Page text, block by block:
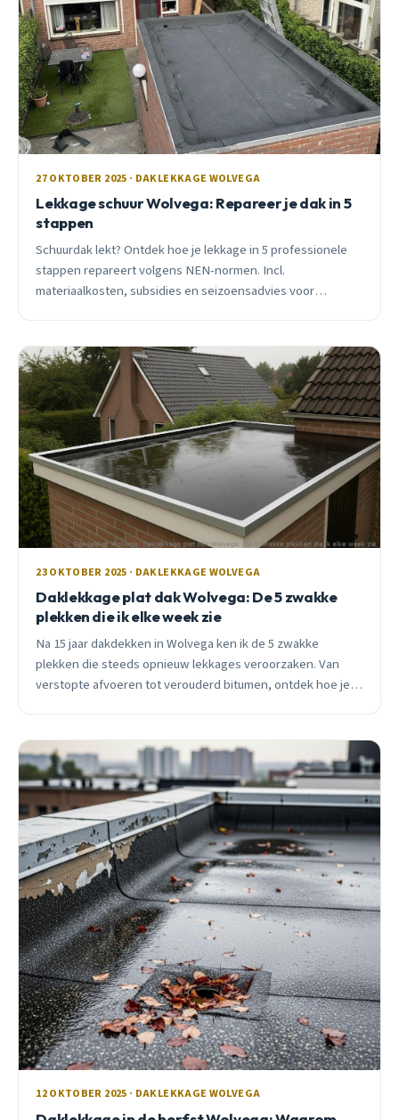
27 OKTOBER 2025 · DAKLEKKAGE WOLVEGA
Lekkage schuur Wolvega: Repareer je dak in 5
stappen
Schuurdak lekt? Ontdek hoe je lekkage in 5 professionele
stappen repareert volgens NEN-normen. Incl.
materiaalkosten, subsidies en seizoensadvies voor
23 OKTOBER 2025 · DAKLEKKAGE WOLVEGA
Daklekkage plat dak Wolvega: De 5 zwakke
plekken die ik elke week zie
Na 15 jaar dakdekken in Wolvega ken ik de 5 zwakke
plekken die steeds opnieuw lekkages veroorzaken. Van
verstopte afvoeren tot verouderd bitumen, ontdek hoe je
12 OKTOBER 2025 · DAKLEKKAGE WOLVEGA